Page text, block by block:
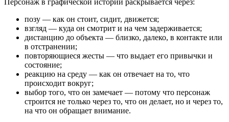
позу — как он стоит, сидит, движется;
взгляд — куда он смотрит и на чем задерживается;
дистанцию до объекта — близко, далеко, в контакте или
в отстранении;
повторяющиеся жесты — что выдает его привычки и
состояние;
реакцию на среду — как он отвечает на то, что
происходит вокруг;
выбор того, что он замечает — потому что персонаж
строится не только через то, что он делает, но и через то,
на что он обращает внимание.